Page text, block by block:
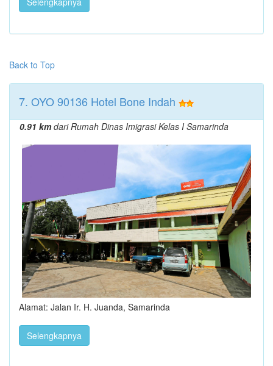
Back to Top
7. OYO 90136 Hotel Bone Indah
0.91 kmdari Rumah Dinas Imigrasi Kelas I Samarinda
Alamat: Jalan Ir. H. Juanda, Samarinda
Selengkapnya